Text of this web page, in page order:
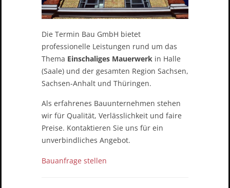
Die Termin Bau GmbH bietet
professionelle Leistungen rund um das
Thema Einschaliges Mauerwerk in Halle
(Saale) und der gesamten Region Sachsen,
Sachsen-Anhalt und Thüringen.
Als erfahrenes Bauunternehmen stehen
wir für Qualität, Verlässlichkeit und faire
Preise. Kontaktieren Sie uns für ein
unverbindliches Angebot.
Bauanfrage stellen